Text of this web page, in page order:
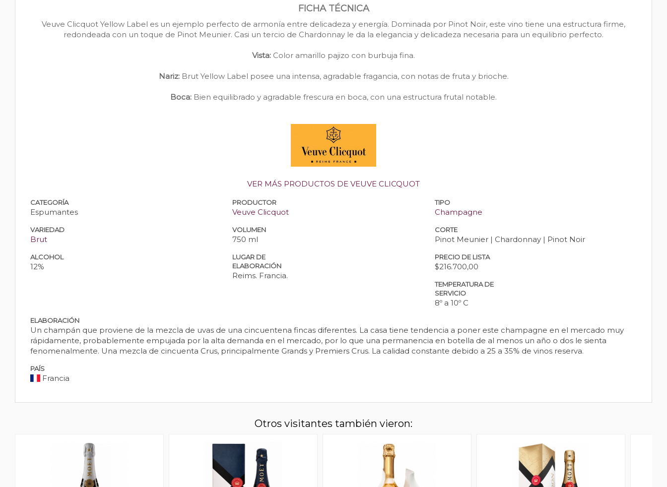
FICHA TÉCNICA
Veuve Clicquot Yellow Label es un ejemplo perfecto de armonía entre delicadeza y energía. Dominada por Pinot Noir, este vino tiene una estructura firme,
redondeada con un toque de Pinot Meunier. Casi un tercio de Chardonnay le da la elegancia y delicadeza necesaria para un equilibrio perfecto.
Vista: Color amarillo pajizo con burbuja fina.
Nariz:Brut Yellow Label posee una intensa, agradable fragancia, con notas de fruta y brioche.
Boca: Bien equilibrado y agradable frescura en boca, con una estructura frutal notable.
VER MÁS PRODUCTOS DE VEUVE CLICQUOT
CATEGORÍA
Espumantes
PRODUCTOR
Veuve Clicquot
TIPO
Champagne
VARIEDAD
Brut
VOLUMEN
750 ml
CORTE
Pinot Meunier | Chardonnay | Pinot Noir
ALCOHOL
12%
LUGAR DE
ELABORACIÓN
Reims. Francia.
PRECIO DE LISTA
$216.700,00
TEMPERATURA DE
SERVICIO
8º a 10º C
ELABORACIÓN
Un champán que proviene de la mezcla de uvas de una cincuentena fincas diferentes. La casa tiene tendencia a poner este champagne en el mercado muy
rápidamente, probablemente empujada por la alta demanda en el mercado, por lo que una permanencia en botella de al menos un año o dos le sienta
fenomenalmente. Una mezcla de cincuenta Crus, principalmente Grands y Premiers Crus. La calidad constante debido a 25 a 35% de vinos reserva.
PAÍS
Francia
Otros visitantes también vieron: